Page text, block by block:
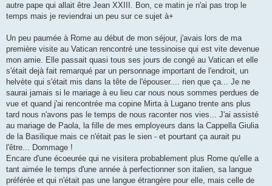
autre pape qui allait être Jean XXIII. Bon, ce matin je n'ai pas trop le
temps mais je reviendrai un peu sur ce sujet à+
Un peu paumée à Rome au début de mon séjour, j'avais lors de ma
première visite au Vatican rencontré une tessinoise qui est vite devenue
mon amie. Elle passait quasi tous ses jours de congé au Vatican et elle
s'était dejà fait remarqué par un personnage important de l'endroit, un
helvète qui s'était mis dans la tête de l'épouser.... rien que ça... Je ne
saurai jamais si le mariage à eu lieu car nous nous sommes perdues de
vue et quand j'ai rencontrée ma copine Mirta à Lugano trente ans plus
tard nous n'avons pas le temps de nous raconter nos vies... J'ai assisté
au mariage de Paola, la fille de mes employeurs dans la Cappella Giulia
de la Basilique mais ce n'était pas le sien - et pourtant ça aurait pu
l'être... Dommage !
Encare d'une écoeurée qui ne visitera probablement plus Rome qu'elle a
tant aimée le temps d'une année à perfectionner son italien, sa langue
préférée et qui n'était pas une langue étrangère pour elle, mais celle de